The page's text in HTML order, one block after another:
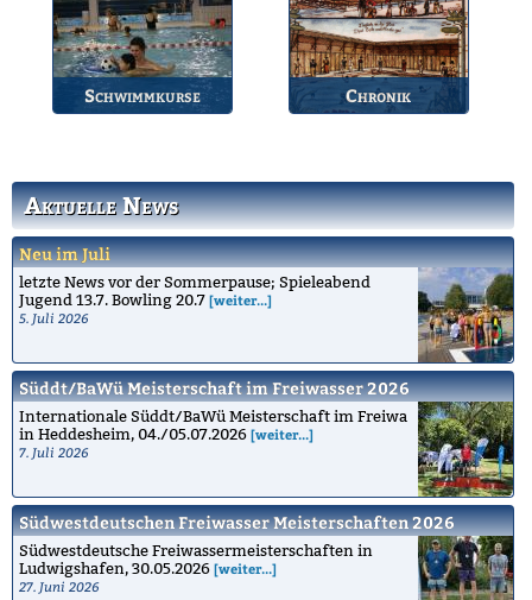
Aktuelle News
Neu im Juli
letzte News vor der Sommerpause; Spieleabend
Jugend 13.7. Bowling 20.7 [weiter...]
5. Juli 2026
Süddt/BaWü Meisterschaft im Freiwasser 2026
Internationale Süddt/BaWü Meisterschaft im Freiwa
in Heddesheim, 04./05.07.2026 [weiter...]
7. Juli 2026
Südwestdeutschen Freiwasser Meisterschaften 2026
Südwestdeutsche Freiwassermeisterschaften in
Ludwigshafen, 30.05.2026 [weiter...]
27. Juni 2026
Wettkämpfe.
des BSV.
Schwimmkurse Chronik